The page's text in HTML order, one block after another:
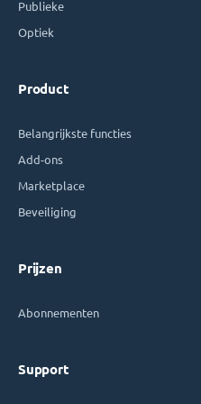
Publieke
Optiek
Product
Belangrijkste functies
Add-ons
Marketplace
Beveiliging
Prijzen
Abonnementen
Support